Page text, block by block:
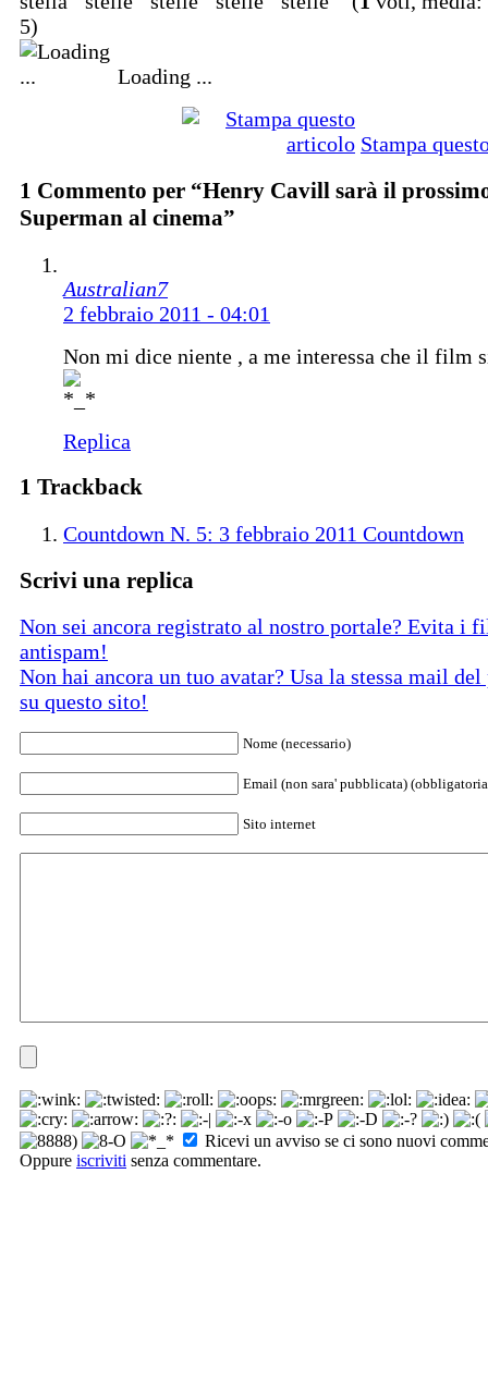
5)
Loading ...
Stampa
1 Commento per “Henry Cavill sarà il
Superman al cinema”
Australian7
2 febbraio 2011 - 04:01
Non mi dice niente , a me interessa che il film
Replica
1 Trackback
Countdown N. 5: 3 febbraio 2011 Countdown
Scrivi una replica
Non sei ancora registrato al nostro portale? Evita i
antispam!
Non hai ancora un tuo avatar? Usa la stessa mail
su questo sito!
Nome (necessario)
Email (non sara' pubblicata)
Sito internet
Ricevi un avviso se ci sono nuovi
Oppure iscriviti senza commentare.